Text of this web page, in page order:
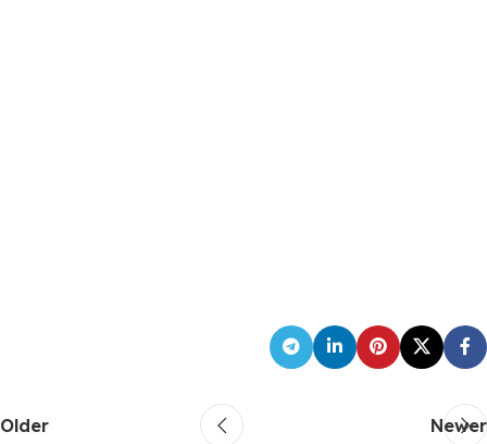
Newer
Older